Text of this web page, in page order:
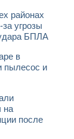
районах
угрозы
БПЛА
в
пылесос и
на
после